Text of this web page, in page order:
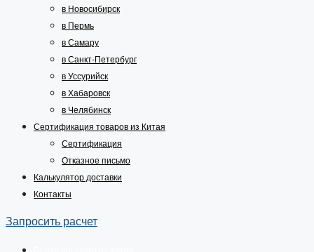
в Новосибирск
в Пермь
в Самару
в Санкт-Петербург
в Уссурийск
в Хабаровск
в Челябинск
Сертификация товаров из Китая
Сертификация
Отказное письмо
Калькулятор доставки
Контакты
Запросить расчет